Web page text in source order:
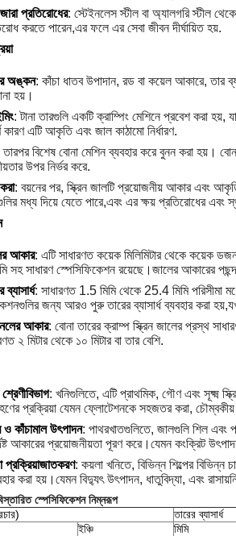
প্রতিরোধের: স্টেইনলেস স্টীল বা অ্যালগরি স্টীল
করতে পারেন,এর ফলে এর সেবা জীবন দীর্ঘায়িত হয়.
অঙ্কন: কাঁচা ধাতব উপাদান, রড বা কয়েল আকারে, তার
হয়।
: টানা তারগুলি একটি ক্রাম্পিং মেশিনে প্রবেশ করা হয়,
এটি আকৃতি এবং জাল কাঠামো নির্ধারণ.
বিশেষ বোনা মেশিন ব্যবহার করে বুনন করা হয়।
উপর নির্ভর করে.
: বয়নের পর, স্ক্রিন জালটি প্রয়োজনীয় আকার এবং
মধ্য দিয়ে যেতে পারে,এবং এর ক্ষয় প্রতিরোধের এবং
আকার: এটি সাধারণত কয়েক মিলিমিটার থেকে কয়েক
সহ সাধারণ স্পেসিফিকেশন রয়েছে।জালের আকারের
ব্যাসার্ধ: সাধারণত 1.5 মিমি থেকে 25.4 মিমি পরিসীমা
জন্য আরও পুরু তারের ব্যাসার্ধ ব্যবহার করা
আকার: বোনা তারের ক্রাম্প স্ক্রিন জালের প্রস্থ
২ মিটার থেকে ১০ মিটার বা তার বেশি.
: খনিগুলিতে, এটি প্রাথমিক, গৌণ এবং সূক্ষ্ম
প্রক্রিয়া যেমন ফ্লোটেশনকে সহজতর করা, চৌম্বকীয়
ও কাঁচামাল উৎপাদন: পাথরখাতগুলিতে, জালগুলি শিল এবং
আকারের প্রয়োজনীয়তা পূরণ করে।যেমন কংক্রিট
প্রক্রিয়াজাতকরণ: কয়লা খনিতে, বিভিন্ন শিল্পের
করা হয়।যেমন বিদ্যুৎ উৎপাদন, ধাতুবিদ্যা, এবং
স্পেসিফিকেশন নিম্নরূপ
তারের ব্যাসার্ধ
ইঞ্চি মিমি